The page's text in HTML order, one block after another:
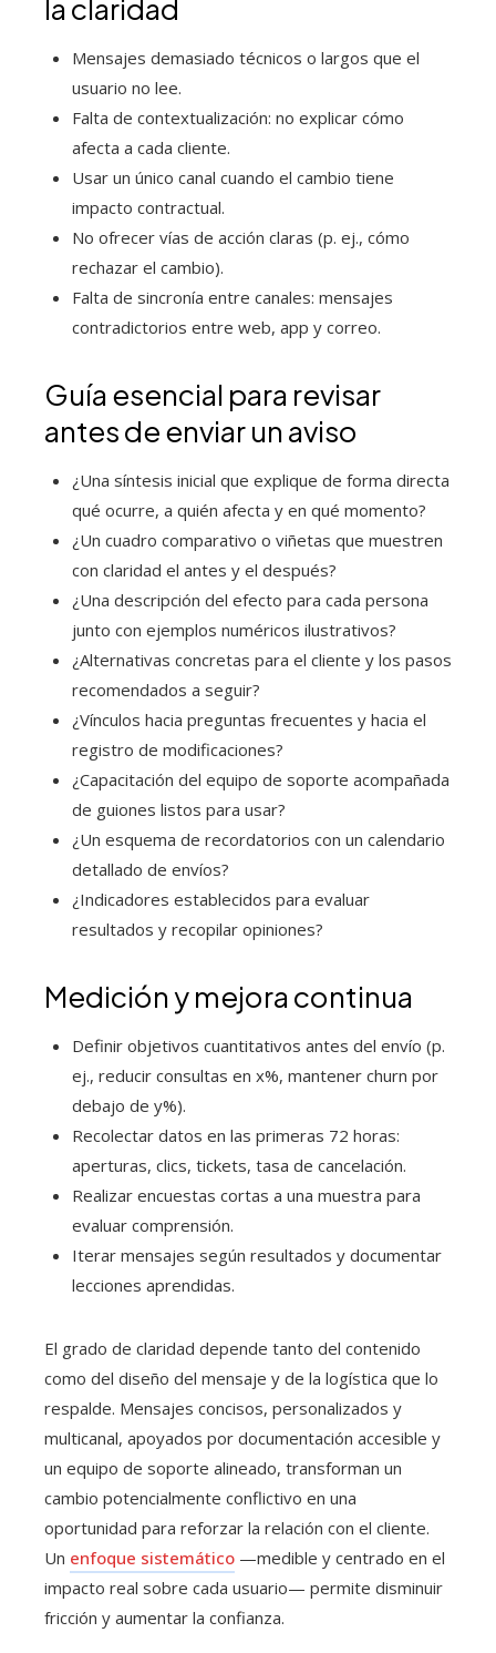
la claridad
Mensajes demasiado técnicos o largos que el
usuario no lee.
Falta de contextualización: no explicar cómo
afecta a cada cliente.
Usar un único canal cuando el cambio tiene
impacto contractual.
No ofrecer vías de acción claras (p. ej., cómo
rechazar el cambio).
Falta de sincronía entre canales: mensajes
contradictorios entre web, app y correo.
Guía esencial para revisar
antes de enviar un aviso
¿Una síntesis inicial que explique de forma directa
qué ocurre, a quién afecta y en qué momento?
¿Un cuadro comparativo o viñetas que muestren
con claridad el antes y el después?
¿Una descripción del efecto para cada persona
junto con ejemplos numéricos ilustrativos?
¿Alternativas concretas para el cliente y los pasos
recomendados a seguir?
¿Vínculos hacia preguntas frecuentes y hacia el
registro de modificaciones?
¿Capacitación del equipo de soporte acompañada
de guiones listos para usar?
¿Un esquema de recordatorios con un calendario
detallado de envíos?
¿Indicadores establecidos para evaluar
resultados y recopilar opiniones?
Medición y mejora continua
Definir objetivos cuantitativos antes del envío (p.
ej., reducir consultas en x%, mantener churn por
debajo de y%).
Recolectar datos en las primeras 72 horas:
aperturas, clics, tickets, tasa de cancelación.
Realizar encuestas cortas a una muestra para
evaluar comprensión.
Iterar mensajes según resultados y documentar
lecciones aprendidas.
El grado de claridad depende tanto del contenido
como del diseño del mensaje y de la logística que lo
respalde. Mensajes concisos, personalizados y
multicanal, apoyados por documentación accesible y
un equipo de soporte alineado, transforman un
cambio potencialmente conflictivo en una
oportunidad para reforzar la relación con el cliente.
Un enfoque sistemático —medible y centrado en el
impacto real sobre cada usuario— permite disminuir
fricción y aumentar la confianza.